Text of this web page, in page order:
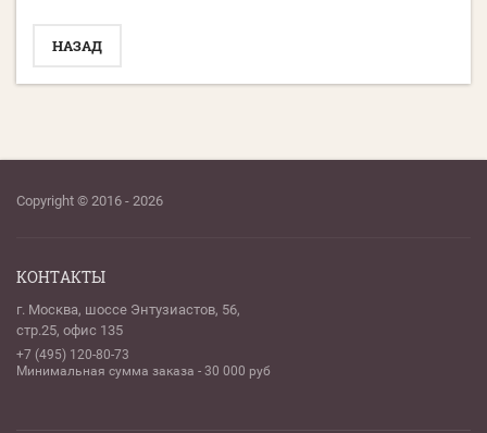
НАЗАД
Copyright © 2016 - 2026
КОНТАКТЫ
г. Москва, шоссе Энтузиастов, 56,
стр.25, офис 135
+7 (495) 120-80-73
Минимальная сумма заказа - 30 000 руб